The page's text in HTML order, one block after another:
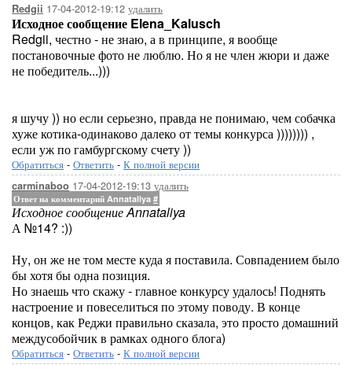
Redgii 17-04-2012-19:12 удалить
Исходное сообщение Elena_Kalusch
Redgii, честно - не знаю, а в принципе, я вообще
постановочные фото не люблю. Но я не член жюри и даже
не победитель...)))
я шучу )) но если серьезно, правда не понимаю, чем собачка
хуже котика-одинаково далеко от темы конкурса )))))))) ,
если уж по гамбургскому счету ))
Обратиться - Ответить - К полной версии
carminaboo 17-04-2012-19:13 удалить
Ответ на комментарий Annataliya #
Исходное сообщение Annataliya
А №14? :))
Ну, он же не том месте куда я поставила. Совпадением было
бы хотя бы одна позиция.
Но знаешь что скажу - главное конкурсу удалось! Поднять
настроение и повеселиться по этому поводу. В конце
концов, как Реджи правильно сказала, это просто домашний
междусобойчик в рамках одного блога)
Обратиться - Ответить - К полной версии